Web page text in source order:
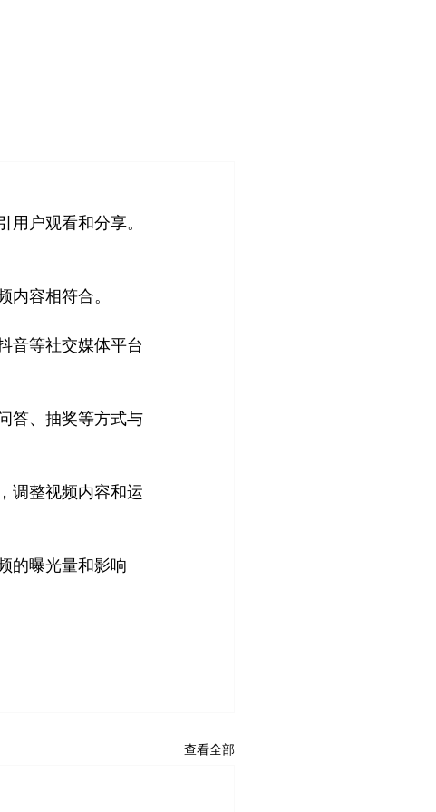
户观看和分享。
容相符合。
音等社交媒体平台
答、抽奖等方式与
调整视频内容和运
的曝光量和影响
查看全部